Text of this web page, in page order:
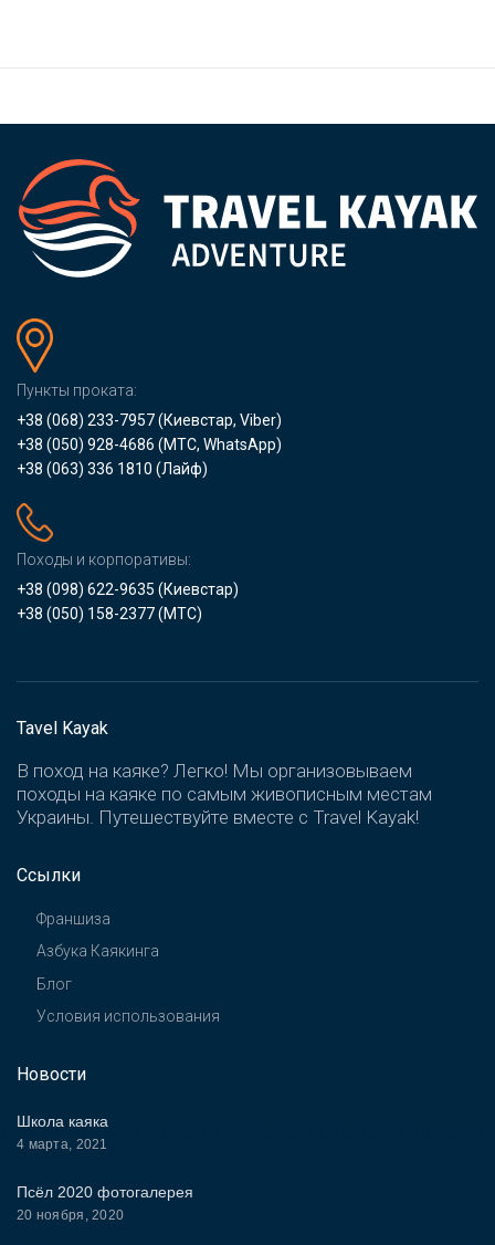
Пункты проката:
+38 (068) 233-7957(Киевстар, Viber)
+38 (050) 928-4686 (МТС, WhatsApp)
+38 (063) 336 1810 (Лайф)
Походы и корпоративы:
+38 (098) 622-9635 (Киевстар)
+38 (050) 158-2377(МТС)
Tavel Kayak
В поход на каяке? Легко! Мы организовываем
походы на каяке по самым живописным местам
Украины. Путешествуйте вместе с Travel Kayak!
Ссылки
Франшиза
Азбука Каякинга
Блог
Условия использования
Новости
Школа каяка
4 марта, 2021
Псёл 2020 фотогалерея
20 ноября, 2020